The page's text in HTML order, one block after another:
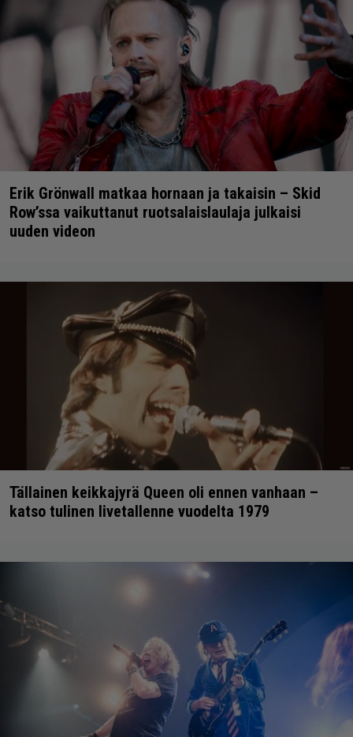
Erik Grönwall matkaa hornaan ja takaisin – Skid
Row’ssa vaikuttanut ruotsalaislaulaja julkaisi
uuden videon
Tällainen keikkajyrä Queen oli ennen vanhaan –
katso tulinen livetallenne vuodelta 1979